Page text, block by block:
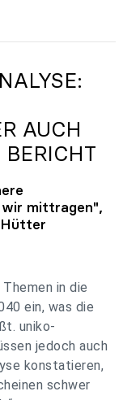
sind
AUCH
mittragen",
in die
ein, was die
uniko-
jedoch auch
konstatieren,
schwer